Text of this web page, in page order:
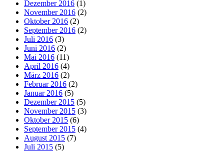
Dezember 2016 (1)
November 2016 (2)
Oktober 2016 (2)
September 2016 (2)
Juli 2016 (3)
Juni 2016 (2)
Mai 2016 (11)
April 2016 (4)
März 2016 (2)
Februar 2016 (2)
Januar 2016 (5)
Dezember 2015 (5)
November 2015 (3)
Oktober 2015 (6)
September 2015 (4)
August 2015 (7)
Juli 2015 (5)